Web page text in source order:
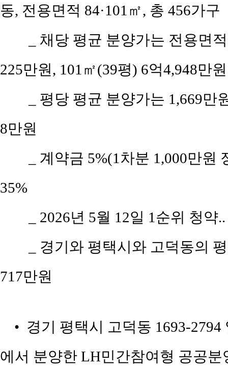
동, 전용면적 84·101㎡, 총 456가구
_ 채당 평균 분양가는 전용면
225만원, 101㎡(39평) 6억4,948만원
_ 평당 평균 분양가는 1,669
8만원
_ 계약금 5%(1차분 1,000만
35%
_ 2026년 5월 12일 1순위 청
_ 경기와 평택시와 고덕동의
717만원
• 경기 평택시 고덕동 1693-
에서 분양한 LH민간참여형 공공